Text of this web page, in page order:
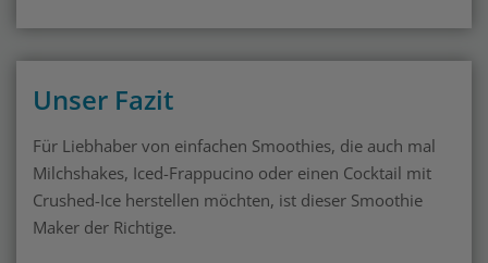
Unser Fazit
Für Liebhaber von einfachen Smoothies, die auch mal
Milchshakes, Iced-Frappucino oder einen Cocktail mit
Crushed-Ice herstellen möchten, ist dieser Smoothie
Maker der Richtige.